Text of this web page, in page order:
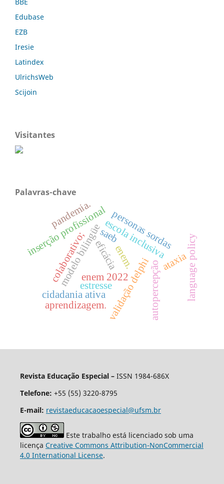
Edubase
EZB
Iresie
Latindex
UlrichsWeb
Scijoin
Visitantes
Palavras-chave
escola inclusiva
modelo bilingüe
validação delphi
cidadania ativa
inserção profissional
enem 2022
personas sordas
autopercepção
estresse
colaborativo; ataxialanguage policy
eficáciaenem.
saeb
pandemia.
aprendizagem.
Revista Educação Especial – ISSN 1984-686X
Telefone: +55 (55) 3220-8795
E-mail: revistaeducacaoespecial@ufsm.br
Este trabalho está licenciado sob uma
licença Creative Commons Attribution-NonCommercial
4.0 International License.